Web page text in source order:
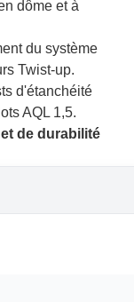
dôme et à
du système
Twist-up.
d'étanchéité
AQL 1,5.
de durabilité